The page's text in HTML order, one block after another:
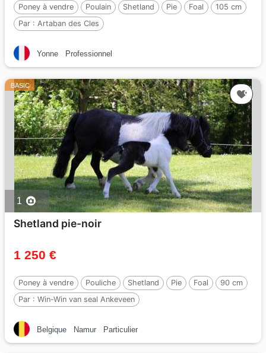
Poney à vendre Poulain Shetland Pie Foal
105 cm
Par : Artaban des Cles
Yonne Professionnel
BASIC
1
Shetland pie-noir
1 250 €
Poney à vendre Pouliche Shetland Pie Foal
90 cm
Par : Win-Win van seal Ankeveen
Belgique Namur Particulier